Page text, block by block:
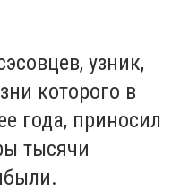
узник,
которого в
года, приносил
тысячи